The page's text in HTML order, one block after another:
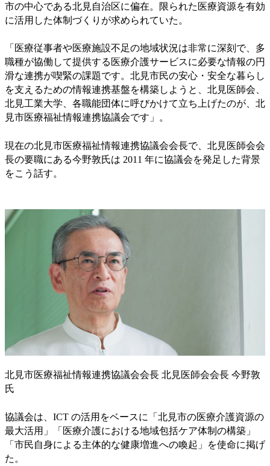
市の中心である北見自治区に偏在。限られた医療資源を有効
に活用した体制づくりが求められていた。
「医療従事者や医療施設不足の地域状況は非常に深刻で、多
職種が協働して提供する医療介護サービスに必要な情報の円
滑な連携が喫緊の課題です。北見市民の安心・安全な暮らし
を支えるための情報連携基盤を構築しようと、北見医師会、
北見工業大学、各職能団体に呼びかけて立ち上げたのが、北
見市医療福祉情報連携協議会です」。
現在の北見市医療福祉情報連携協議会会長で、北見医師会会
長の要職にある今野敦氏は 2011 年に協議会を発足した背景
をこう話す。
北見市医療福祉情報連携協議会会長 北見医師会会長 今野敦
氏
協議会は、ICT の活用をベースに「北見市の医療介護資源の
最大活用」「医療介護における地域包括ケア体制の構築」
「市民自身による主体的な健康増進への喚起」を使命に掲げ
た。